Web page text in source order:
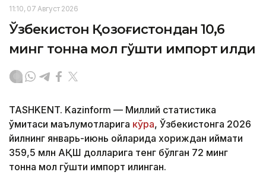
11:10, 07 Август 2026
Ўзбекистон Қозоғистондан 10,6
минг тонна мол гўшти импорт қилди
TASHKENT. Kazinform — Миллий статистика
қўмитаси маълумотларига кўра, Ўзбекистонга 2026
йилнинг январь-июнь ойларида хориждан қиймати
359,5 млн АҚШ долларига тенг бўлган 72 минг
тонна мол гўшти импорт қилинган.